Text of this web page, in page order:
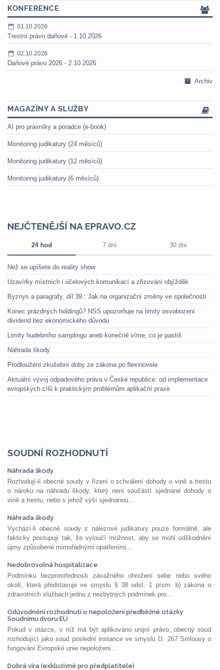
KONFERENCE
01.10.2026
Trestní právo daňové - 1.10.2026
02.10.2026
Daňové právo 2026 - 2.10.2026
Archiv
MAGAZÍNY A SLUŽBY
AI pro právníky a poradce (e-book)
Monitoring judikatury (24 měsíců)
Monitoring judikatury (12 měsíců)
Monitoring judikatury (6 měsíců)
NEJČTENĚJŠÍ NA EPRAVO.CZ
24 hod 7 dní 30 dní
Než se upíšete do reality show
Uzavírky místních i účelových komunikací a zřizování objížděk
Byznys a paragrafy, díl 39.: Jak na organizační změny ve společnosti
Konec prázdných holdingů? NSS upozorňuje na limity osvobození
dividend bez ekonomického důvodu
Limity hudebního samplingu aneb konečně víme, co je pastiš
Náhrada škody
Prodloužení zkušební doby ze zákona po flexinovele
Aktuální vývoj odpadového práva v České republice: od implementace
evropských cílů k praktickým problémům aplikační praxe
SOUDNÍ ROZHODNUTÍ
Náhrada škody
Rozhodují-li obecné soudy v řízení o schválení dohody o vině a trestu
o nároku na náhradu škody, který není součástí sjednané dohody o
vině a trestu, nebo s jehož výší sjednanou...
Náhrada škody
Vychází-li obecné soudy z nálezové judikatury pouze formálně, ale
fakticky postupují tak, že vyloučí možnost, aby se mohl odškodnění
újmy způsobené mimořádnými opatřeními...
Nedobrovolná hospitalizace
Podmínku bezprostřednosti závažného ohrožení sebe nebo svého
okolí, která představuje ve smyslu § 38 odst. 1 písm. b) zákona o
zdravotních službách jednu z nezbytných podmínek pro...
Odůvodnění rozhodnutí o nepoložení předběžné otázky
Soudnímu dvoru EU
Pokud v otázce, v níž má být aplikováno unijní právo, obecný soud
rozhodující jako soud poslední instance ve smyslu čl. 267 Smlouvy o
fungování Evropské unie nepoložení...
Dobrá víra (exkluzivně pro předplatitele)